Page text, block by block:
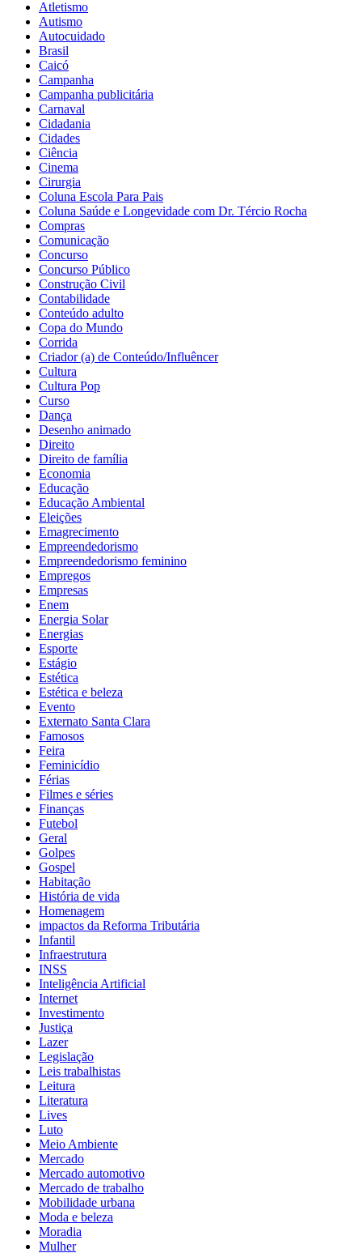
Atletismo
Autismo
Autocuidado
Brasil
Caicó
Campanha
Campanha publicitária
Carnaval
Cidadania
Cidades
Ciência
Cinema
Cirurgia
Coluna Escola Para Pais
Coluna Saúde e Longevidade com Dr. Tércio Rocha
Compras
Comunicação
Concurso
Concurso Público
Construção Civil
Contabilidade
Conteúdo adulto
Copa do Mundo
Corrida
Criador (a) de Conteúdo/Influêncer
Cultura
Cultura Pop
Curso
Dança
Desenho animado
Direito
Direito de família
Economia
Educação
Educação Ambiental
Eleições
Emagrecimento
Empreendedorismo
Empreendedorismo feminino
Empregos
Empresas
Enem
Energia Solar
Energias
Esporte
Estágio
Estética
Estética e beleza
Evento
Externato Santa Clara
Famosos
Feira
Feminicídio
Férias
Filmes e séries
Finanças
Futebol
Geral
Golpes
Gospel
Habitação
História de vida
Homenagem
impactos da Reforma Tributária
Infantil
Infraestrutura
INSS
Inteligência Artificial
Internet
Investimento
Justiça
Lazer
Legislação
Leis trabalhistas
Leitura
Literatura
Lives
Luto
Meio Ambiente
Mercado
Mercado automotivo
Mercado de trabalho
Mobilidade urbana
Moda e beleza
Moradia
Mulher